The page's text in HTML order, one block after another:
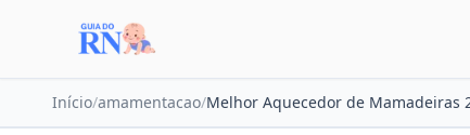
Início/amamentacao/Melhor Aquecedor de Mamadeiras